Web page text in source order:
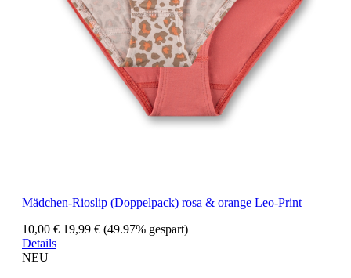
Mädchen-Rioslip (Doppelpack) rosa & orange Leo-Print
10,00 € 19,99 € (49.97% gespart)
Details
NEU